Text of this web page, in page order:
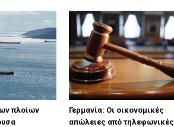
πλοίων
Γερμανία: Οι οικονομικές
απώλειες από τηλεφωνικές